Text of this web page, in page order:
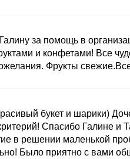
за помощь в
и конфетами! Все
Фрукты
букет и шарики)
Спасибо Галине и
в решении маленькой
Было приятно с вами